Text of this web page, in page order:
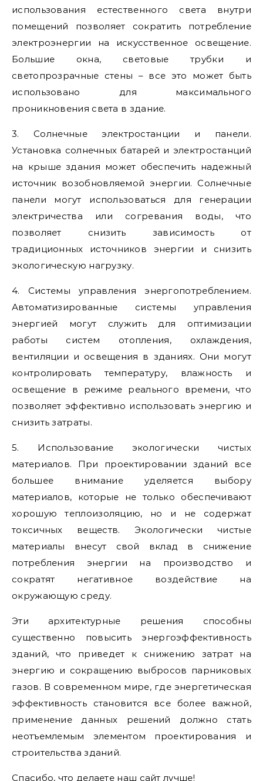
использования естественного света внутри
помещений позволяет сократить потребление
электроэнергии на искусственное освещение.
Большие окна, световые трубки и
светопрозрачные стены – все это может быть
использовано для максимального
проникновения света в здание.
3. Солнечные электростанции и панели.
Установка солнечных батарей и электростанций
на крыше здания может обеспечить надежный
источник возобновляемой энергии. Солнечные
панели могут использоваться для генерации
электричества или согревания воды, что
позволяет снизить зависимость от
традиционных источников энергии и снизить
экологическую нагрузку.
4. Системы управления энергопотреблением.
Автоматизированные системы управления
энергией могут служить для оптимизации
работы систем отопления, охлаждения,
вентиляции и освещения в зданиях. Они могут
контролировать температуру, влажность и
освещение в режиме реального времени, что
позволяет эффективно использовать энергию и
снизить затраты.
5. Использование экологически чистых
материалов. При проектировании зданий все
большее внимание уделяется выбору
материалов, которые не только обеспечивают
хорошую теплоизоляцию, но и не содержат
токсичных веществ. Экологически чистые
материалы внесут свой вклад в снижение
потребления энергии на производство и
сократят негативное воздействие на
окружающую среду.
Эти архитектурные решения способны
существенно повысить энергоэффективность
зданий, что приведет к снижению затрат на
энергию и сокращению выбросов парниковых
газов. В современном мире, где энергетическая
эффективность становится все более важной,
применение данных решений должно стать
неотъемлемым элементом проектирования и
строительства зданий.
Спасибо, что делаете наш сайт лучше!